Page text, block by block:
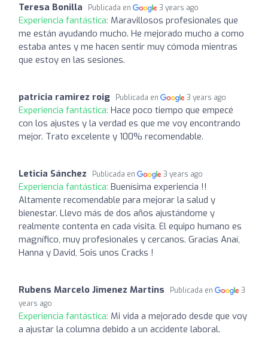
Teresa Bonilla Publicada en 3 years ago
Experiencia fantástica: Maravillosos profesionales que
me están ayudando mucho. He mejorado mucho a como
estaba antes y me hacen sentir muy cómoda mientras
que estoy en las sesiones.
patricia ramirez roig Publicada en 3 years ago
Experiencia fantástica: Hace poco tiempo que empecé
con los ajustes y la verdad es que me voy encontrando
mejor. Trato excelente y 100% recomendable.
Leticia Sánchez Publicada en 3 years ago
Experiencia fantástica: Buenísima experiencia !!
Altamente recomendable para mejorar la salud y
bienestar. Llevo más de dos años ajustándome y
realmente contenta en cada visita. El equipo humano es
magnífico, muy profesionales y cercanos. Gracias Anaí,
Hanna y David, Sois unos Cracks !
Rubens Marcelo Jimenez Martins Publicada en
3
years ago
Experiencia fantástica: Mi vida a mejorado desde que voy
a ajustar la columna debido a un accidente laboral.